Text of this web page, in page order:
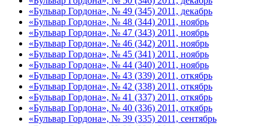
«Бульвар Гордона», № 49 (345) 2011, декабрь
«Бульвар Гордона», № 48 (344) 2011, ноябрь
«Бульвар Гордона», № 47 (343) 2011, ноябрь
«Бульвар Гордона», № 46 (342) 2011, ноябрь
«Бульвар Гордона», № 45 (341) 2011, ноябрь
«Бульвар Гордона», № 44 (340) 2011, ноябрь
«Бульвар Гордона», № 43 (339) 2011, откябрь
«Бульвар Гордона», № 42 (338) 2011, откябрь
«Бульвар Гордона», № 41 (337) 2011, откябрь
«Бульвар Гордона», № 40 (336) 2011, откябрь
«Бульвар Гордона», № 39 (335) 2011, сентябрь